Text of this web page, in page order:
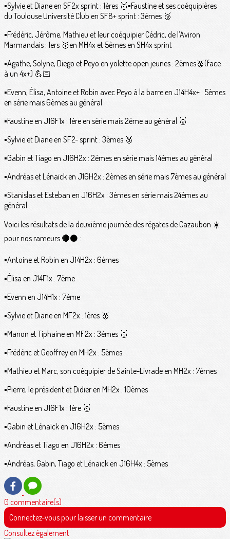
▪️Sylvie et Diane en SF2x sprint : 1ères 🥇▪️Faustine et ses coéquipières
du Toulouse Université Club en SF8+ sprint : 3èmes 🥉
▪️Frédéric, Jérôme, Mathieu et leur coéquipier Cédric, de l’Aviron
Marmandais : 1ers 🥇en MH4x et 5èmes en SH4x sprint
▪️Agathe, Solyne, Diego et Peyo en yolette open jeunes : 2èmes🥈(face
à un 4x+) 💪🏻
▪️Evenn, Élisa, Antoine et Robin avec Peyo à la barre en J14H4x+ : 5èmes
en série mais 6èmes au général
▪️Faustine en J16F1x : 1ère en série mais 2ème au général 🥈
▪️Sylvie et Diane en SF2- sprint : 3èmes 🥉
▪️Gabin et Tiago en J16H2x : 2èmes en série mais 14èmes au général
▪️Andréas et Lénaïck en J16H2x : 2èmes en série mais 7èmes au général
▪️Stanislas et Esteban en J16H2x : 3èmes en série mais 24èmes au
général
Voici les résultats de la deuxième journée des régates de Cazaubon ☀️
pour nos rameurs 🔴⚫️ :
▪️Antoine et Robin en J14H2x : 6èmes
▪️Élisa en J14F1x : 7ème
▪️Evenn en J14H1x : 7ème
▪️Sylvie et Diane en MF2x : 1ères 🥇
▪️Manon et Tiphaine en MF2x : 3èmes 🥉
▪️Frédéric et Geoffrey en MH2x : 5èmes
▪️Mathieu et Marc, son coéquipier de Sainte-Livrade en MH2x : 7èmes
▪️Pierre, le président et Didier en MH2x : 10èmes
▪️Faustine en J16F1x : 1ère 🥇
▪️Gabin et Lénaïck en J16H2x : 5èmes
▪️Andréas et Tiago en J16H2x : 6èmes
▪️Andréas, Gabin, Tiago et Lénaïck en J16H4x : 5èmes
0 commentaire(s)
Connectez-vous pour laisser un commentaire
Consultez également